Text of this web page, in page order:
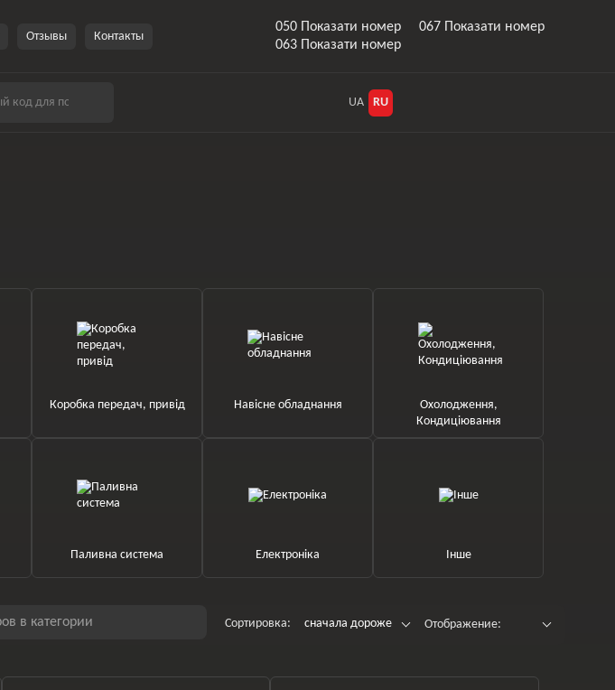
Отзывы Контакты
050 Показати номер
067 Показати номер
063 Показати номер
UA RU
Коробка передач, привід Навісне обладнання
Охолодження,
Кондиціювання
Паливна система Електроніка Інше
Сортировка: сначала дороже Отображение: